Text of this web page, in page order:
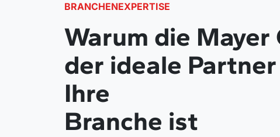
BRANCHENEXPERTISE
Warum die Mayer
der ideale
Ihre
Branche ist